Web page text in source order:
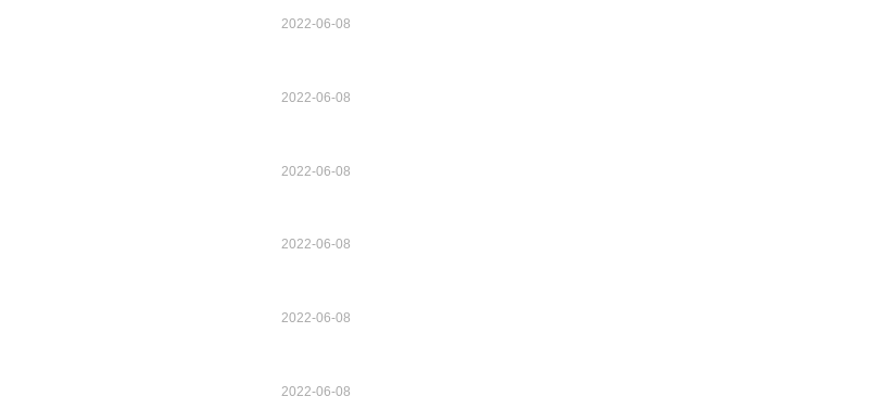
2022-06-08
2022-06-08
2022-06-08
2022-06-08
2022-06-08
2022-06-08